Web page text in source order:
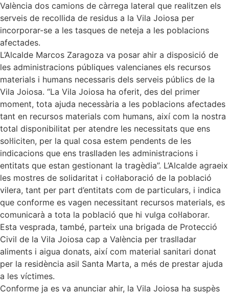
València dos camions de càrrega lateral que realitzen els
serveis de recollida de residus a la Vila Joiosa per
incorporar-se a les tasques de neteja a les poblacions
afectades.
L’Alcalde Marcos Zaragoza va posar ahir a disposició de
les administracions públiques valencianes els recursos
materials i humans necessaris dels serveis públics de la
Vila Joiosa. “La Vila Joiosa ha oferit, des del primer
moment, tota ajuda necessària a les poblacions afectades
tant en recursos materials com humans, així com la nostra
total disponibilitat per atendre les necessitats que ens
sol·liciten, per la qual cosa estem pendents de les
indicacions que ens traslladen les administracions i
entitats que estan gestionant la tragèdia”. L’Alcalde agraeix
les mostres de solidaritat i col·laboració de la població
vilera, tant per part d’entitats com de particulars, i indica
que conforme es vagen necessitant recursos materials, es
comunicarà a tota la població que hi vulga col·laborar.
Esta vesprada, també, parteix una brigada de Protecció
Civil de la Vila Joiosa cap a València per traslladar
aliments i aigua donats, així com material sanitari donat
per la residència asil Santa Marta, a més de prestar ajuda
a les víctimes.
Conforme ja es va anunciar ahir, la Vila Joiosa ha suspès